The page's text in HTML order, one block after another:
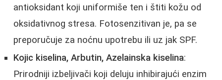
antioksidant koji uniformiše ten i štiti kožu od
oksidativnog stresa. Fotosenzitivan je, pa se
preporučuje za noćnu upotrebu ili uz jak SPF.
Kojic kiselina, Arbutin, Azelainska kiselina:
Prirodniji izbeljivači koji deluju inhibirajući enzim